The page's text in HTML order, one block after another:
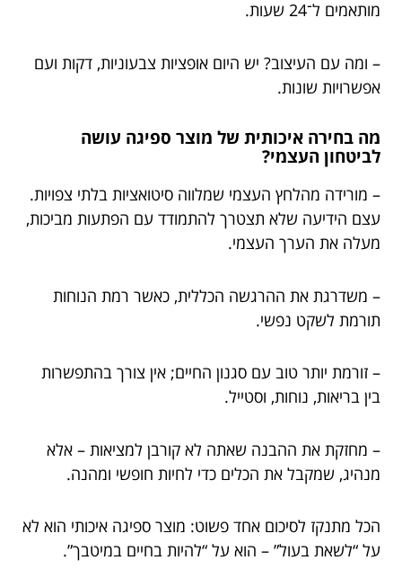
מותאמים ל־24 שעות.
– ומה עם העיצוב? יש היום אופציות צבעוניות, דקות ועם
אפשרויות שונות.
מה בחירה איכותית של מוצר ספיגה עושה
לביטחון העצמי?
– מורידה מהלחץ העצמי שמלווה סיטואציות בלתי צפויות.
עצם הידיעה שלא תצטרך להתמודד עם הפתעות מביכות,
מעלה את הערך העצמי.
– משדרגת את ההרגשה הכללית, כאשר רמת הנוחות
תורמת לשקט נפשי.
– זורמת יותר טוב עם סגנון החיים; אין צורך בהתפשרות
בין בריאות, נוחות, וסטייל.
– מחזקת את ההבנה שאתה לא קורבן למציאות – אלא
מנהיג, שמקבל את הכלים כדי לחיות חופשי ומהנה.
הכל מתנקז לסיכום אחד פשוט: מוצר ספיגה איכותי הוא לא
על “לשאת בעול” – הוא על “להיות בחיים במיטבך”.